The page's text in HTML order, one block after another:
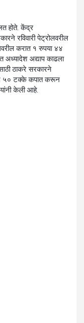
होते. केंद्र
रविवारी पेट्रोलवरील
करात १ रुपया ४४
अध्यादेश अद्याप काढला
ठाकरे सरकारने
५० टक्के कपात करून
केली आहे.